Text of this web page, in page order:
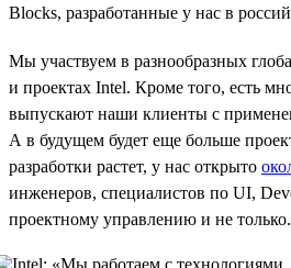
Blocks, разработанные у нас в
Мы участвуем в разнообразных
и проектах Intel. Кроме того, есть
выпускают наши клиенты с
А в будущем будет еще больше
разработки растет, у нас открыто
инженеров, специалистов по UI,
проектному управлению и не только.